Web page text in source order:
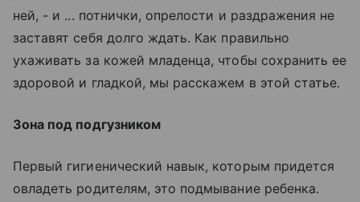
ней, - и ... потнички, опрелости и раздражения не
заставят себя долго ждать. Как правильно
ухаживать за кожей младенца, чтобы сохранить ее
здоровой и гладкой, мы расскажем в этой статье.
Зона под подгузником
Первый гигиенический навык, которым придется
овладеть родителям, это подмывание ребенка.